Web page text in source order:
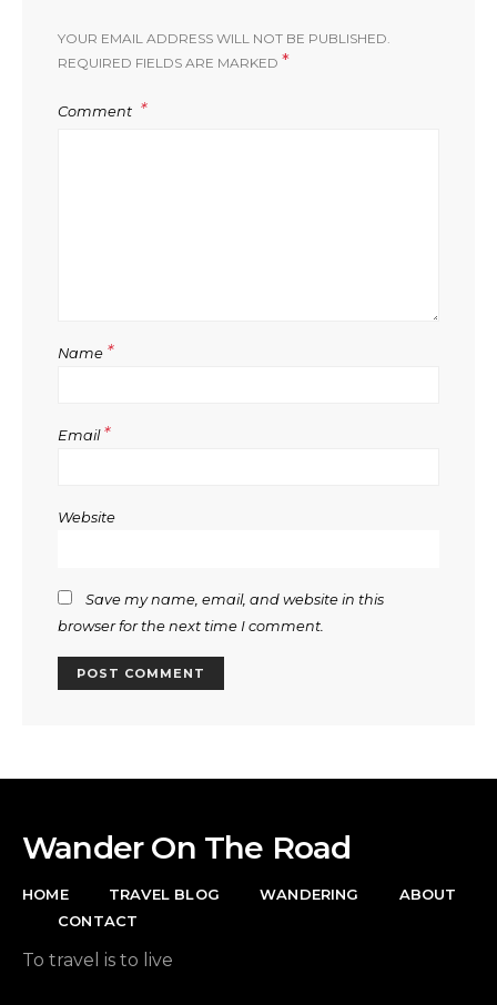
YOUR EMAIL ADDRESS WILL NOT BE PUBLISHED.
REQUIRED FIELDS ARE MARKED *
Comment
Name *
Email *
Website
Save my name, email, and website in this
browser for the next time I comment.
Wander On The Road
HOME TRAVEL BLOG WANDERING
ABOUT
CONTACT
To travel is to live